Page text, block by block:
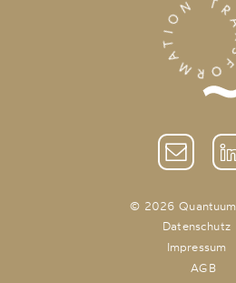
© 2026 Quantuum
Datenschutz
Impressum
AGB